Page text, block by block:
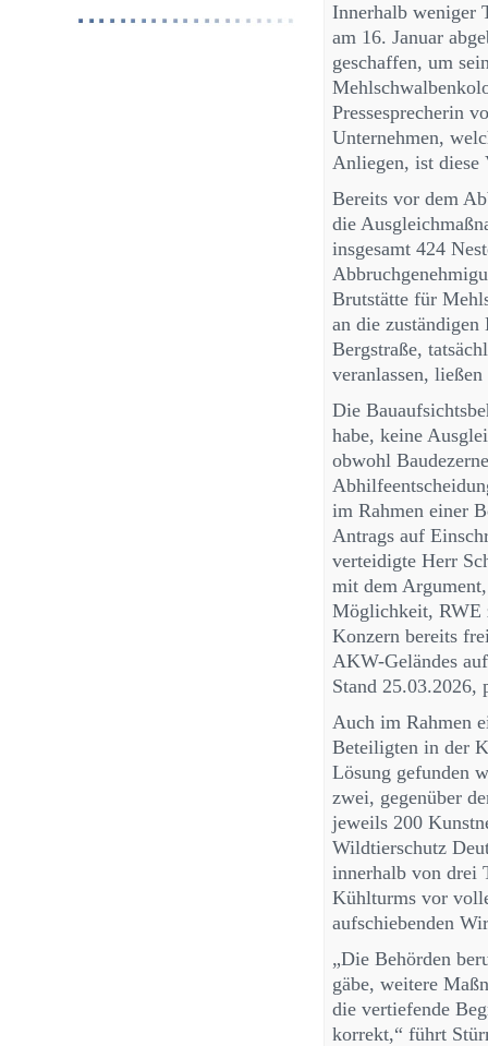
Innerhalb weniger
am 16. Januar
geschaffen, um
Pressesprecherin
Unternehmen,
Anliegen, ist diese
Bereits vor dem
die
insgesamt 424
Brutstätte für
an die zuständigen
Bergstraße,
veranlassen,
Die
habe, keine
obwohl
im Rahmen einer
Antrags auf
verteidigte Herr
mit dem
Möglichkeit, RWE
Konzern bereits
AKW-Geländes
Stand 25.03.2026,
Auch im Rahmen
Beteiligten in der
Lösung gefunden
zwei, gegenüber
jeweils 200
Wildtierschutz
innerhalb von drei
Kühlturms vor
aufschiebenden
„Die Behörden
gäbe, weitere
die vertiefende
korrekt,“ führt